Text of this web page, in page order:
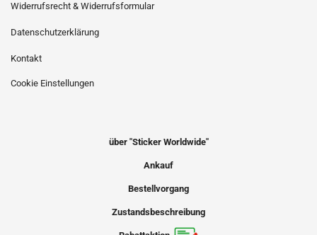
Widerrufsrecht & Widerrufsformular
Datenschutzerklärung
Kontakt
Cookie Einstellungen
über "Sticker Worldwide"
Ankauf
Bestellvorgang
Zustandsbeschreibung